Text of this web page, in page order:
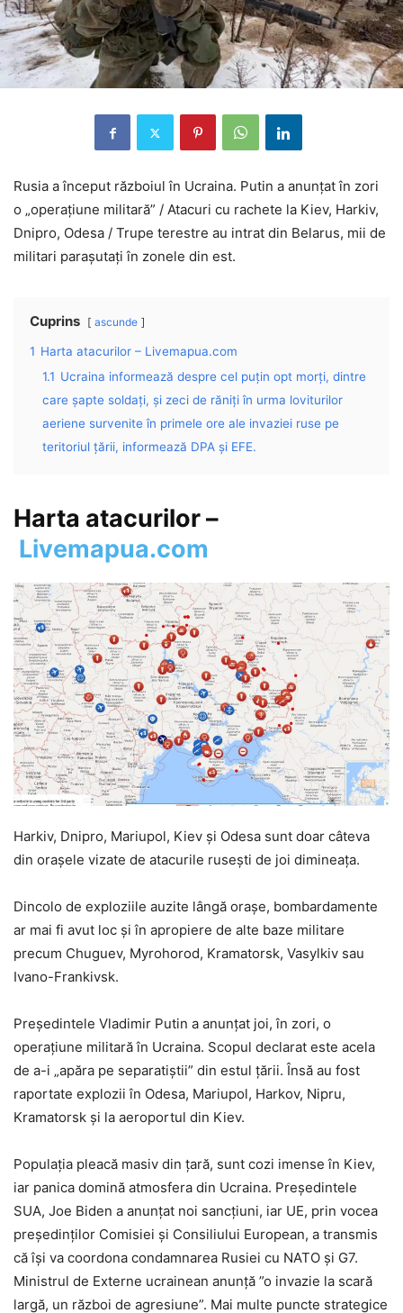
Rusia a început războiul în Ucraina. Putin a anunțat în zori
o „operațiune militară” / Atacuri cu rachete la Kiev, Harkiv,
Dnipro, Odesa / Trupe terestre au intrat din Belarus, mii de
militari parașutați în zonele din est.
Cuprins ascunde
1 Harta atacurilor – Livemapua.com
1.1 Ucraina informează despre cel puţin opt morţi, dintre
care şapte soldaţi, şi zeci de răniţi în urma loviturilor
aeriene survenite în primele ore ale invaziei ruse pe
teritoriul ţării, informează DPA şi EFE.
Harta atacurilor –
Livemapua.com
Harkiv, Dnipro, Mariupol, Kiev și Odesa sunt doar câteva
din orașele vizate de atacurile rusești de joi dimineața.
Dincolo de exploziile auzite lângă orașe, bombardamente
ar mai fi avut loc și în apropiere de alte baze militare
precum Chuguev, Myrohorod, Kramatorsk, Vasylkiv sau
Ivano-Frankivsk.
Preşedintele Vladimir Putin a anunţat joi, în zori, o
operaţiune militară în Ucraina. Scopul declarat este acela
de a-i „apăra pe separatiștii” din estul țării. Însă au fost
raportate explozii în Odesa, Mariupol, Harkov, Nipru,
Kramatorsk și la aeroportul din Kiev.
Populația pleacă masiv din țară, sunt cozi imense în Kiev,
iar panica domină atmosfera din Ucraina. Președintele
SUA, Joe Biden a anunțat noi sancțiuni, iar UE, prin vocea
președinților Comisiei și Consiliului European, a transmis
că își va coordona condamnarea Rusiei cu NATO și G7.
Ministrul de Externe ucrainean anunță ”o invazie la scară
largă, un război de agresiune”. Mai multe puncte strategice